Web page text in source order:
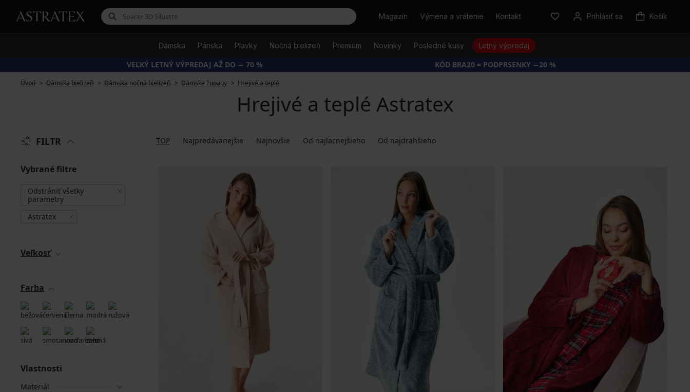
HľadaťMagazín Výmena a vrátenie Kontakt Prihlásiť sa Košík
Dámska Pánska Plavky Nočná bielizeň Premium Novinky Posledné kusy Letný výpredaj
VEĽKÝ LETNÝ VÝPREDAJ AŽ DO − 70 % KÓD BRA20 = PODPRSENKY −20 %
Úvod Dámska bielizeň Dámska nočná bielizeň Dámske župany Hrejivé a teplé
Hrejivé a teplé Astratex
FILTR TOP Najpredávanejšie Najnovšie Od najlacnejšieho Od najdrahšieho
Vybrané filtre
Odstrániť všetky
parametry
Astratex
Veľkosť
Farba
Vlastnosti
Materiál